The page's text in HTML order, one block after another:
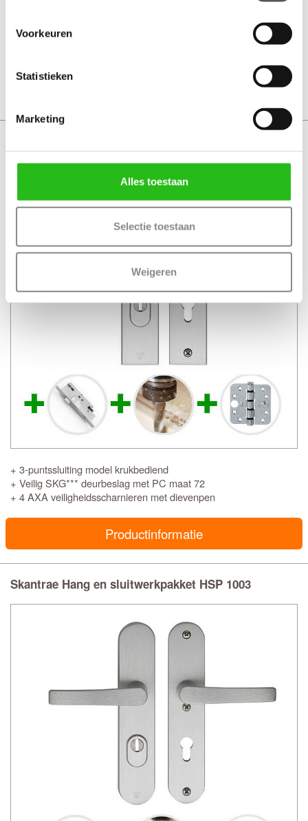
Voorkeuren
Statistieken
Marketing
Alles toestaan
Selectie toestaan
Weigeren
+ 3-puntssluiting model sleutelbediend
+ Veilig SKG*** deurbeslag met PC maat 72
+ 3-puntssluiting model krukbediend
+ Veilig SKG*** deurbeslag met PC maat 72
+ 4 AXA veiligheidsscharnieren met dievenpen
Productinformatie
Skantrae Hang en sluitwerkpakket HSP 1003